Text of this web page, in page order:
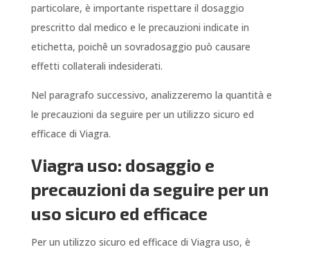
particolare, è importante rispettare il dosaggio
prescritto dal medico e le precauzioni indicate in
etichetta, poichê un sovradosaggio può causare
effetti collaterali indesiderati.
Nel paragrafo successivo, analizzeremo la quantità e
le precauzioni da seguire per un utilizzo sicuro ed
efficace di Viagra.
Viagra uso: dosaggio e
precauzioni da seguire per un
uso sicuro ed efficace
Per un utilizzo sicuro ed efficace di Viagra uso, è